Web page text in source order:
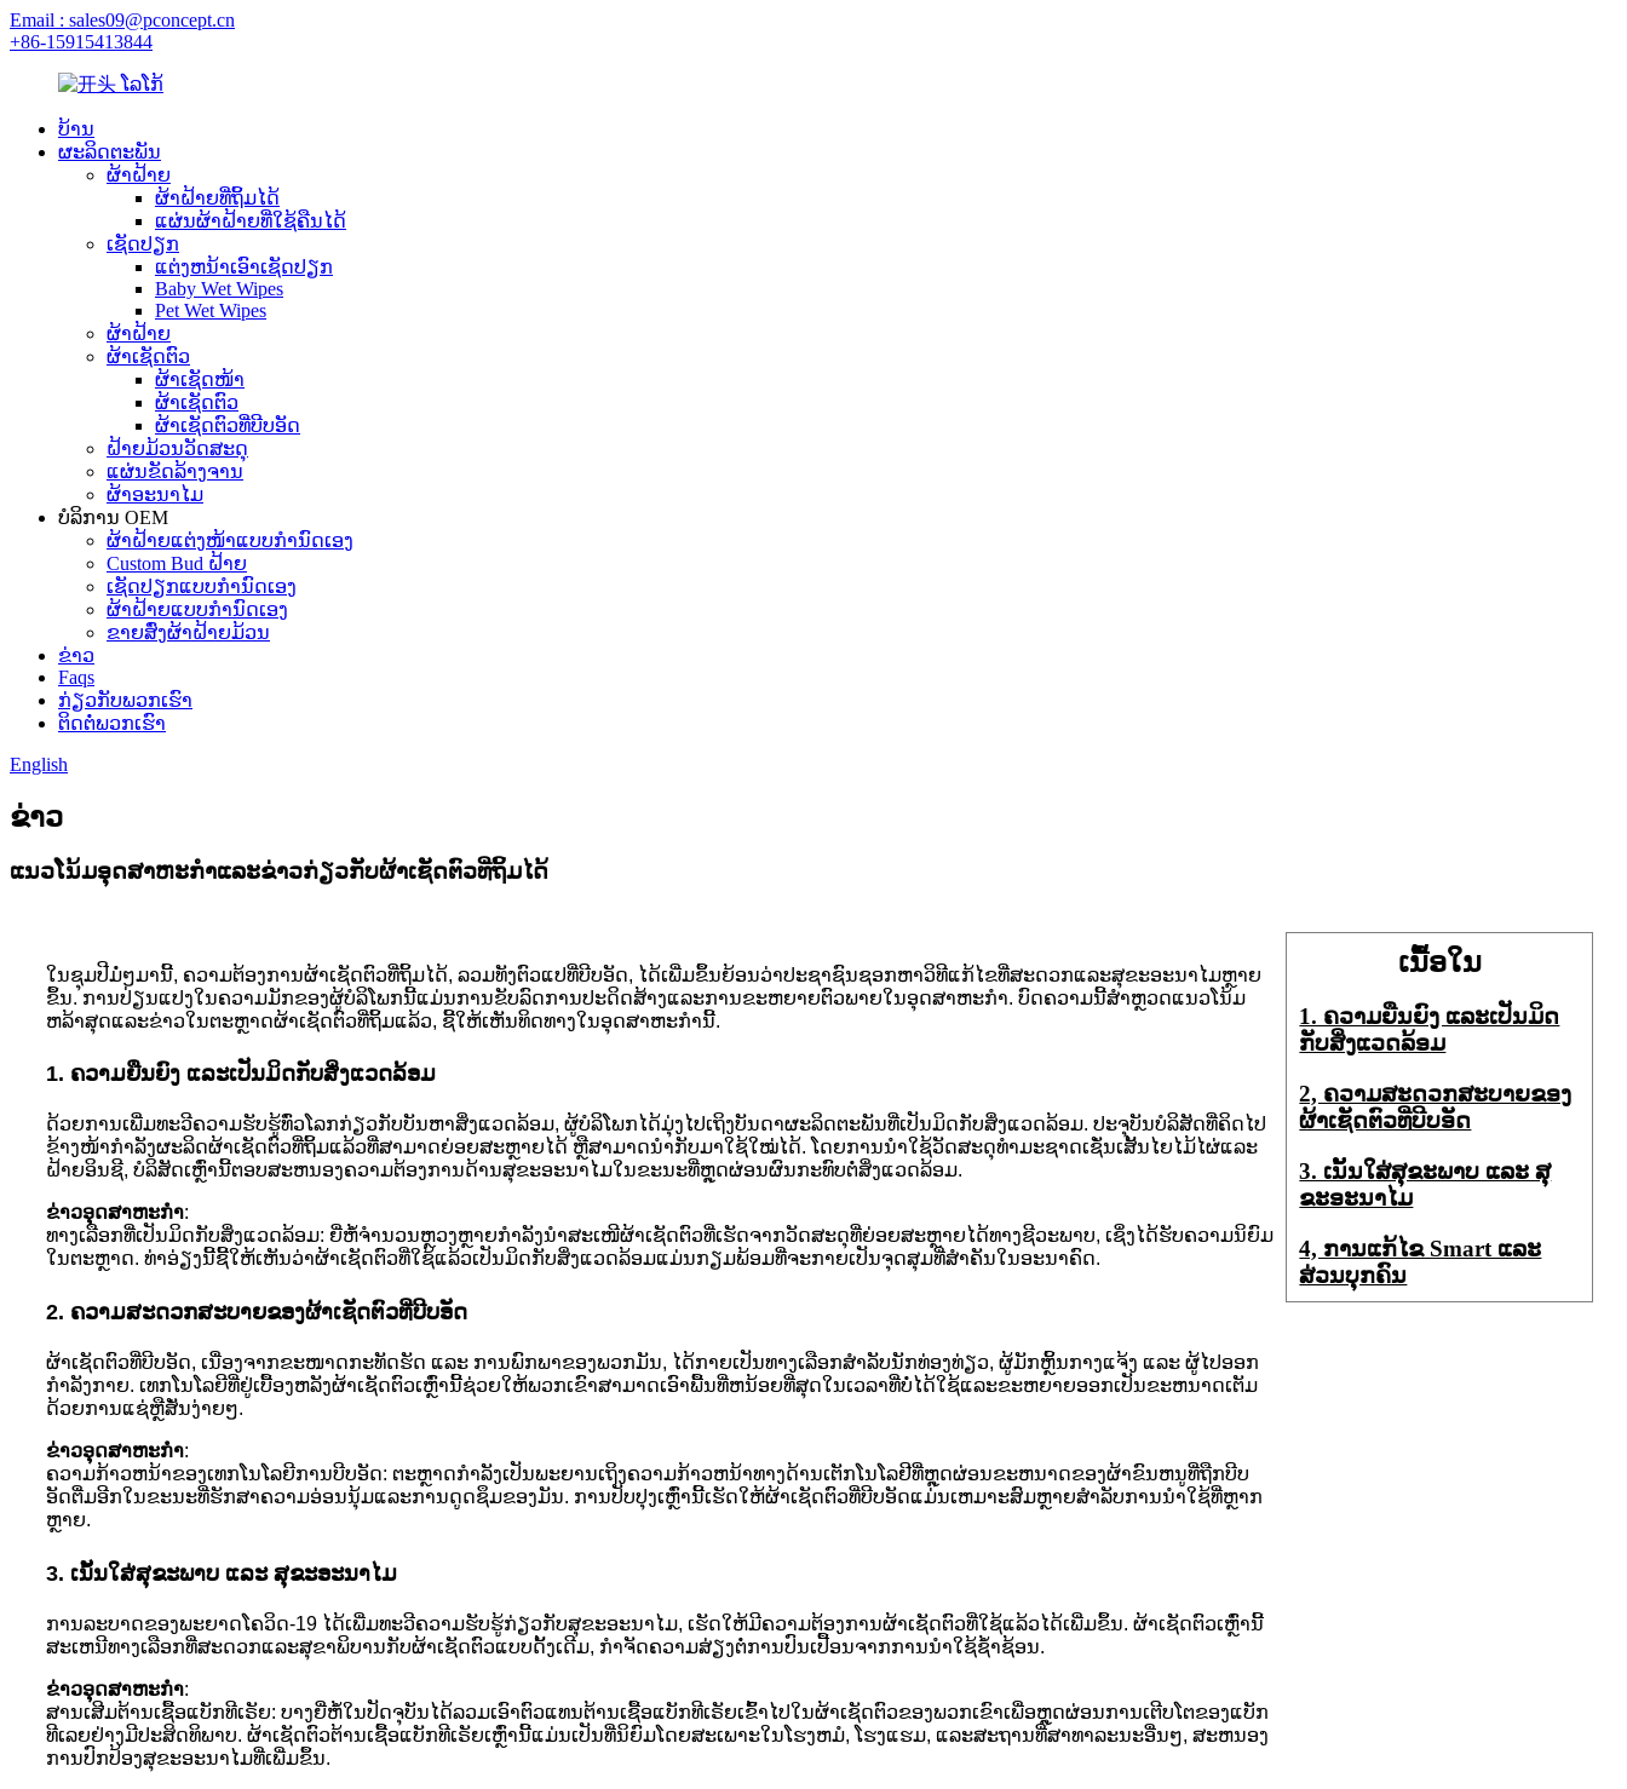
Email : sales09@pconcept.cn
+86-15915413844
ບ້ານ
ຜະລິດຕະພັນ
ຜ້າຝ້າຍ
ຜ້າຝ້າຍທີ່ຖິ້ມໄດ້
ແຜ່ນຜ້າຝ້າຍທີ່ໃຊ້ຄືນໄດ້
ເຊັດປຽກ
ແຕ່ງຫນ້າເອົາເຊັດປຽກ
Baby Wet Wipes
Pet Wet Wipes
ຜ້າຝ້າຍ
ຜ້າເຊັດຕົວ
ຜ້າເຊັດໜ້າ
ຜ້າເຊັດຕົວ
ຜ້າເຊັດຕົວທີ່ບີບອັດ
ຝ້າຍມ້ວນວັດສະດຸ
ແຜ່ນຂັດລ້າງຈານ
ຜ້າອະນາໄມ
ບໍລິການ OEM
ຜ້າຝ້າຍແຕ່ງໜ້າແບບກຳນົດເອງ
Custom Bud ຝ້າຍ
ເຊັດປຽກແບບກຳນົດເອງ
ຜ້າຝ້າຍແບບກຳນົດເອງ
ຂາຍສົ່ງຜ້າຝ້າຍມ້ວນ
ຂ່າວ
Faqs
ກ່ຽວກັບພວກເຮົາ
ຕິດຕໍ່ພວກເຮົາ
English
ຂ່າວ
ແນວໂນ້ມອຸດສາຫະກໍາແລະຂ່າວກ່ຽວກັບຜ້າເຊັດຕົວທີ່ຖິ້ມໄດ້
ໃນຊຸມປີມໍ່ໆມານີ້, ຄວາມຕ້ອງການຜ້າເຊັດຕົວທີ່ຖິ້ມໄດ້, ລວມທັງຕົວແປທີ່ບີບອັດ, ໄດ້ເພີ່ມຂຶ້ນຍ້ອນວ່າປະຊາຊົນຊອກຫາວິທີແກ້ໄຂທີ່ສະດວກແລະສຸຂະອະນາໄມຫຼາຍ
ຂຶ້ນ. ການປ່ຽນແປງໃນຄວາມມັກຂອງຜູ້ບໍລິໂພກນີ້ແມ່ນການຂັບລົດການປະດິດສ້າງແລະການຂະຫຍາຍຕົວພາຍໃນອຸດສາຫະກໍາ. ບົດຄວາມນີ້ສໍາຫຼວດແນວໂນ້ມ
ຫລ້າສຸດແລະຂ່າວໃນຕະຫຼາດຜ້າເຊັດຕົວທີ່ຖິ້ມແລ້ວ, ຊີ້ໃຫ້ເຫັນທິດທາງໃນອຸດສາຫະກໍານີ້.
1. ຄວາມຍືນຍົງ ແລະເປັນມິດກັບສິ່ງແວດລ້ອມ
ດ້ວຍ​ການ​ເພີ່ມ​ທະວີ​ຄວາມ​ຮັບ​ຮູ້​ທົ່ວ​ໂລກ​ກ່ຽວ​ກັບ​ບັນຫາ​ສິ່ງ​ແວດ​ລ້ອມ, ຜູ້​ບໍລິ​ໂພ​ກ​ໄດ້​ມຸ່ງ​ໄປ​ເຖິງ​ບັນດາ​ຜະລິດ​ຕະພັນ​ທີ່​ເປັນ​ມິດ​ກັບ​ສິ່ງ​ແວດ​ລ້ອມ. ປະຈຸບັນບໍລິສັດທີ່ຄິດໄປ
ຂ້າງໜ້າກຳລັງຜະລິດຜ້າເຊັດຕົວທີ່ຖິ້ມແລ້ວທີ່ສາມາດຍ່ອຍສະຫຼາຍໄດ້ ຫຼືສາມາດນຳກັບມາໃຊ້ໃໝ່ໄດ້. ໂດຍການນໍາໃຊ້ວັດສະດຸທໍາມະຊາດເຊັ່ນເສັ້ນໄຍໄມ້ໄຜ່ແລະ
ຝ້າຍອິນຊີ, ບໍລິສັດເຫຼົ່ານີ້ຕອບສະຫນອງຄວາມຕ້ອງການດ້ານສຸຂະອະນາໄມໃນຂະນະທີ່ຫຼຸດຜ່ອນຜົນກະທົບຕໍ່ສິ່ງແວດລ້ອມ.
ຂ່າວອຸດສາຫະກໍາ:
ທາງເລືອກທີ່ເປັນມິດກັບສິ່ງແວດລ້ອມ: ຍີ່ຫໍ້ຈຳນວນຫຼວງຫຼາຍກຳລັງນຳສະເໜີຜ້າເຊັດຕົວທີ່ເຮັດຈາກວັດສະດຸທີ່ຍ່ອຍສະຫຼາຍໄດ້ທາງຊີວະພາບ, ເຊິ່ງໄດ້ຮັບຄວາມນິຍົມ
ໃນຕະຫຼາດ. ທ່າອ່ຽງນີ້ຊີ້ໃຫ້ເຫັນວ່າຜ້າເຊັດຕົວທີ່ໃຊ້ແລ້ວເປັນມິດກັບສິ່ງແວດລ້ອມແມ່ນກຽມພ້ອມທີ່ຈະກາຍເປັນຈຸດສຸມທີ່ສໍາຄັນໃນອະນາຄົດ.
2. ຄວາມສະດວກສະບາຍຂອງຜ້າເຊັດຕົວທີ່ບີບອັດ
ຜ້າເຊັດຕົວທີ່ບີບອັດ, ເນື່ອງຈາກຂະໜາດກະທັດຮັດ ແລະ ການພົກພາຂອງພວກມັນ, ໄດ້ກາຍເປັນທາງເລືອກສຳລັບນັກທ່ອງທ່ຽວ, ຜູ້ມັກຫຼິ້ນກາງແຈ້ງ ແລະ ຜູ້ໄປອອກ
ກຳລັງກາຍ. ເທກໂນໂລຍີທີ່ຢູ່ເບື້ອງຫລັງຜ້າເຊັດຕົວເຫຼົ່ານີ້ຊ່ວຍໃຫ້ພວກເຂົາສາມາດເອົາພື້ນທີ່ຫນ້ອຍທີ່ສຸດໃນເວລາທີ່ບໍ່ໄດ້ໃຊ້ແລະຂະຫຍາຍອອກເປັນຂະຫນາດເຕັມ
ດ້ວຍການແຊ່ຫຼືສັ່ນງ່າຍໆ.
ຂ່າວອຸດສາຫະກໍາ:
ຄວາມກ້າວຫນ້າຂອງເທກໂນໂລຍີການບີບອັດ: ຕະຫຼາດກໍາລັງເປັນພະຍານເຖິງຄວາມກ້າວຫນ້າທາງດ້ານເຕັກໂນໂລຢີທີ່ຫຼຸດຜ່ອນຂະຫນາດຂອງຜ້າຂົນຫນູທີ່ຖືກບີບ
ອັດຕື່ມອີກໃນຂະນະທີ່ຮັກສາຄວາມອ່ອນນຸ້ມແລະການດູດຊຶມຂອງມັນ. ການປັບປຸງເຫຼົ່ານີ້ເຮັດໃຫ້ຜ້າເຊັດຕົວທີ່ບີບອັດແມ່ນເຫມາະສົມຫຼາຍສໍາລັບການນໍາໃຊ້ທີ່ຫຼາກ
ຫຼາຍ.
3. ເນັ້ນໃສ່ສຸຂະພາບ ແລະ ສຸຂະອະນາໄມ
ການລະບາດຂອງພະຍາດໂຄວິດ-19 ໄດ້ເພີ່ມທະວີຄວາມຮັບຮູ້ກ່ຽວກັບສຸຂະອະນາໄມ, ເຮັດໃຫ້ມີຄວາມຕ້ອງການຜ້າເຊັດຕົວທີ່ໃຊ້ແລ້ວໄດ້ເພີ່ມຂຶ້ນ. ຜ້າເຊັດຕົວເຫຼົ່ານີ້
ສະເຫນີທາງເລືອກທີ່ສະດວກແລະສຸຂາພິບານກັບຜ້າເຊັດຕົວແບບດັ້ງເດີມ, ກໍາຈັດຄວາມສ່ຽງຕໍ່ການປົນເປື້ອນຈາກການນໍາໃຊ້ຊ້ໍາຊ້ອນ.
ຂ່າວອຸດສາຫະກໍາ:
ສານເສີມຕ້ານເຊື້ອແບັກທີເຣັຍ: ບາງຍີ່ຫໍ້ໃນປັດຈຸບັນໄດ້ລວມເອົາຕົວແທນຕ້ານເຊື້ອແບັກທີເຣັຍເຂົ້າໄປໃນຜ້າເຊັດຕົວຂອງພວກເຂົາເພື່ອຫຼຸດຜ່ອນການເຕີບໂຕຂອງແບັກ
ທີເລຍຢ່າງມີປະສິດທິພາບ. ຜ້າເຊັດຕົວຕ້ານເຊື້ອແບັກທີເຣັຍເຫຼົ່ານີ້ແມ່ນເປັນທີ່ນິຍົມໂດຍສະເພາະໃນໂຮງຫມໍ, ໂຮງແຮມ, ແລະສະຖານທີ່ສາທາລະນະອື່ນໆ, ສະຫນອງ
ການປົກປ້ອງສຸຂະອະນາໄມທີ່ເພີ່ມຂຶ້ນ.
ເນື້ອໃນ
1. ຄວາມຍືນຍົງ ແລະເປັນມິດ
ກັບສິ່ງແວດລ້ອມ
2, ຄວາມສະດວກສະບາຍຂອງ
ຜ້າເຊັດຕົວທີ່ບີບອັດ
3. ເນັ້ນໃສ່ສຸຂະພາບ ແລະ ສຸ
ຂະອະນາໄມ
4​, ການ​ແກ້​ໄຂ Smart ແລະ​
ສ່ວນ​ບຸກ​ຄົນ​